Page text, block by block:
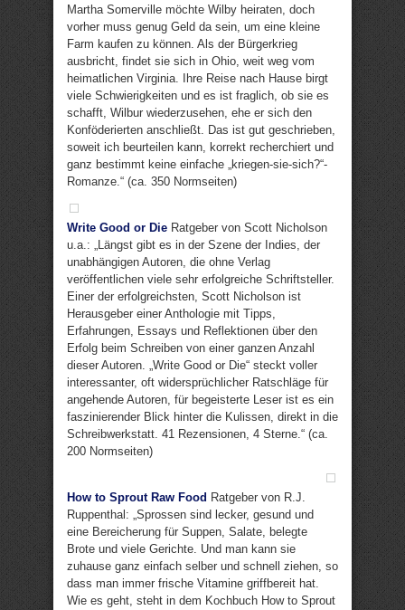
Martha Somerville möchte Wilby heiraten, doch
vorher muss genug Geld da sein, um eine kleine
Farm kaufen zu können. Als der Bürgerkrieg
ausbricht, findet sie sich in Ohio, weit weg vom
heimatlichen Virginia. Ihre Reise nach Hause birgt
viele Schwierigkeiten und es ist fraglich, ob sie es
schafft, Wilbur wiederzusehen, ehe er sich den
Konföderierten anschließt. Das ist gut geschrieben,
soweit ich beurteilen kann, korrekt recherchiert und
ganz bestimmt keine einfache „kriegen-sie-sich?“-
Romanze.“ (ca. 350 Normseiten)
Write Good or Die Ratgeber von Scott Nicholson
u.a.: „Längst gibt es in der Szene der Indies, der
unabhängigen Autoren, die ohne Verlag
veröffentlichen viele sehr erfolgreiche Schriftsteller.
Einer der erfolgreichsten, Scott Nicholson ist
Herausgeber einer Anthologie mit Tipps,
Erfahrungen, Essays und Reflektionen über den
Erfolg beim Schreiben von einer ganzen Anzahl
dieser Autoren. „Write Good or Die“ steckt voller
interessanter, oft widersprüchlicher Ratschläge für
angehende Autoren, für begeisterte Leser ist es ein
faszinierender Blick hinter die Kulissen, direkt in die
Schreibwerkstatt. 41 Rezensionen, 4 Sterne.“ (ca.
200 Normseiten)
How to Sprout Raw Food Ratgeber von R.J.
Ruppenthal: „Sprossen sind lecker, gesund und
eine Bereicherung für Suppen, Salate, belegte
Brote und viele Gerichte. Und man kann sie
zuhause ganz einfach selber und schnell ziehen, so
dass man immer frische Vitamine griffbereit hat.
Wie es geht, steht in dem Kochbuch How to Sprout